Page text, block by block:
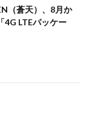
（蒼天）、8月か
4G LTEパッケー